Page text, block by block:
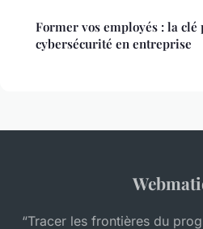
Former vos employés : la clé
cybersécurité en entreprise
“Tracer les frontières du